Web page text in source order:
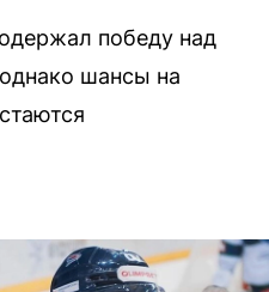
победу над
шансы на